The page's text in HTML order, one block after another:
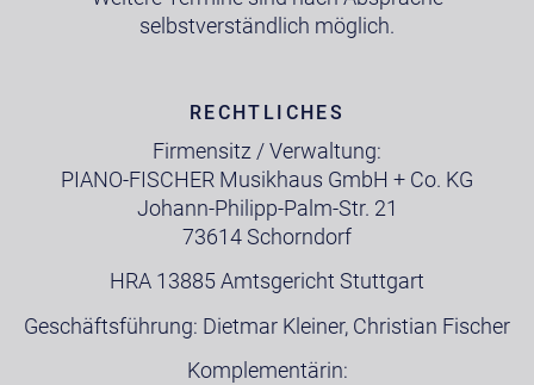
selbstverständlich möglich.
RECHTLICHES
Firmensitz / Verwaltung:
PIANO-FISCHER Musikhaus GmbH + Co. KG
Johann-Philipp-Palm-Str. 21
73614 Schorndorf
HRA 13885 Amtsgericht Stuttgart
Geschäftsführung: Dietmar Kleiner, Christian Fischer
Komplementärin: